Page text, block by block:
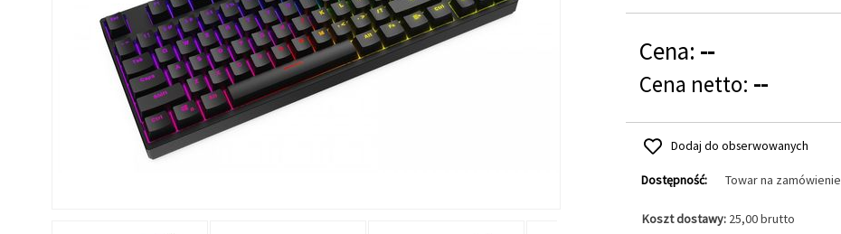
Cena: --
Cena netto: --
Dodaj do obserwowanych
Dostępność: Towar na zamówienie
Koszt dostawy: 25,00 brutto